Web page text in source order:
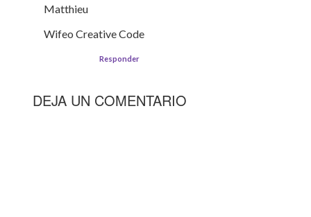
Matthieu
Wifeo Creative Code
Responder
DEJA UN COMENTARIO